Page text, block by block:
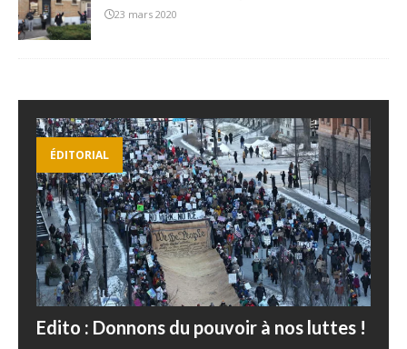
23 mars 2020
ÉDITORIAL
Edito : Donnons du pouvoir à nos luttes !